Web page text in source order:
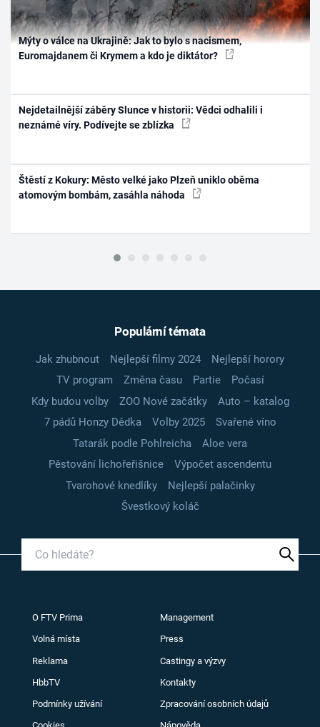
Mýty o válce na Ukrajině: Jak to bylo s nacismem,
Euromajdanem či Krymem a kdo je diktátor?
Nejdetailnější záběry Slunce v historii: Vědci odhalili i
neznámé víry. Podívejte se zblízka
Štěstí z Kokury: Město velké jako Plzeň uniklo oběma
atomovým bombám, zasáhla náhoda
Populární témata
Jak zhubnout Nejlepší filmy 2024
Nejlepší horory
TV program
Změna času Partie
Počasí
Kdy budou volby
ZOO Nové začátky
Auto – katalog
7 pádů Honzy Dědka
Volby 2025
Svařené víno
Tatarák podle Pohlreicha
Aloe vera
Pěstování lichořeřišnice
Výpočet ascendentu
Tvarohové knedlíky
Nejlepší palačinky
Švestkový koláč
O FTV Prima Management
Volná místa Press
Reklama Castingy a výzvy
HbbTV Kontakty
Podmínky užívání Zpracování osobních údajů